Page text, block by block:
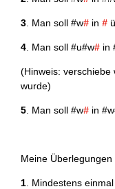
3 . Man soll #w# in #
4 . Man soll #u#w# in
(Hinweis: verschiebe
wurde)
5 . Man soll #w# in
Meine Überlegungen
1 . Mindestens